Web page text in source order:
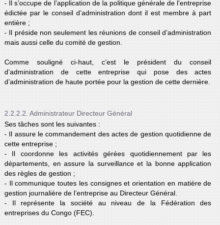
- Il s’occupe de l’application de la politique générale de l’entreprise
édictée par le conseil d’administration dont il est membre à part
entière ;
- Il préside non seulement les réunions de conseil d’administration
mais aussi celle du comité de gestion.
Comme souligné ci-haut, c’est le président du conseil
d’administration de cette entreprise qui pose des actes
d’administration de haute portée pour la gestion de cette dernière.
2.2.2.2. Administrateur Directeur Général
Ses tâches sont les suivantes :
- Il assure le commandement des actes de gestion quotidienne de
cette entreprise ;
- Il coordonne les activités gérées quotidiennement par les
départements, en assure la surveillance et la bonne application
des règles de gestion ;
- Il communique toutes les consignes et orientation en matière de
gestion journalière de l’entreprise au Directeur Général.
- Il représente la société au niveau de la Fédération des
entreprises du Congo (FEC).